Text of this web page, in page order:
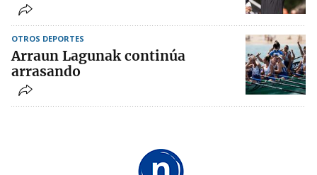
OTROS DEPORTES
Arraun Lagunak continúa
arrasando